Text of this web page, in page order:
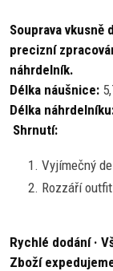
Souprava
precizní
náhrdelník.
Délka náušnice:
Délka
Shrnutí:
Vyjímečný
Rozzáří outfit
Rychlé dodání ·
Zboží